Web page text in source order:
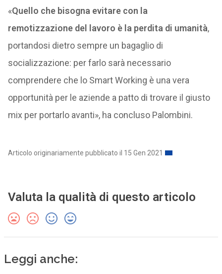
«Quello che bisogna evitare con la
remotizzazione del lavoro è la perdita di umanità,
portandosi dietro sempre un bagaglio di
socializzazione: per farlo sarà necessario
comprendere che lo Smart Working è una vera
opportunità per le aziende a patto di trovare il giusto
mix per portarlo avanti», ha concluso Palombini.
Articolo originariamente pubblicato il 15 Gen 2021
Valuta la qualità di questo articolo
Leggi anche: